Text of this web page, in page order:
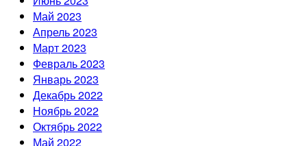
Май 2023
Апрель 2023
Март 2023
Февраль 2023
Январь 2023
Декабрь 2022
Ноябрь 2022
Октябрь 2022
Май 2022